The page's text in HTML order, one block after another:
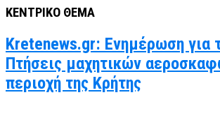
ΚΕΝΤΡΙΚΟ ΘΕΜΑ
Kretenews.gr: Ενημέρωση για
Πτήσεις μαχητικών
περιοχή της Κρήτης